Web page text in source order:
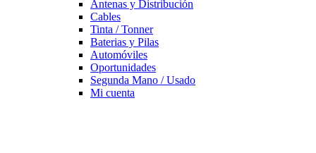
Antenas y Distribución
Cables
Tinta / Tonner
Baterias y Pilas
Automóviles
Oportunidades
Segunda Mano / Usado
Mi cuenta